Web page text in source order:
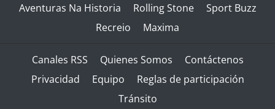
Aventuras Na Historia
Rolling Stone
Sport Buzz
Recreio
Maxima
Canales RSS Quienes Somos
Contáctenos
Privacidad
Equipo
Reglas de participación
Tránsito